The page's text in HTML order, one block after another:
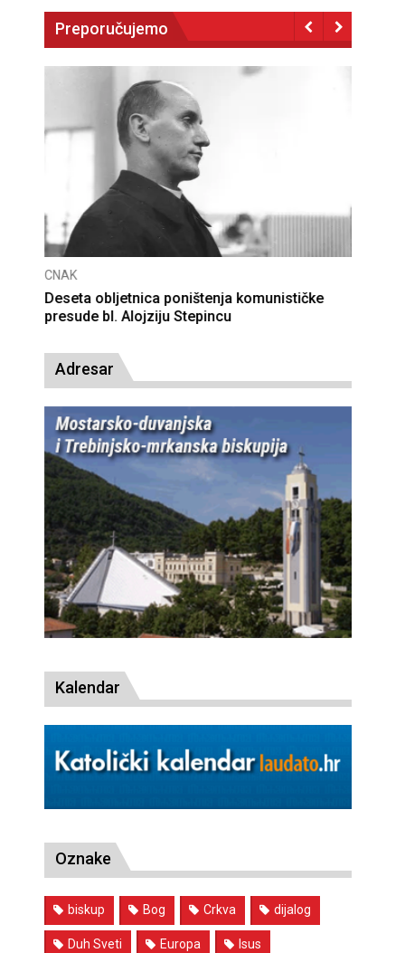
Preporučujemo
CNAK
Deseta obljetnica poništenja komunističke
presude bl. Alojziju Stepincu
Adresar
Kalendar
Oznake
biskup Bog Crkva dijalog
Duh Sveti Europa Isus